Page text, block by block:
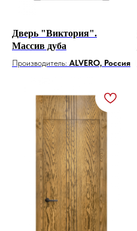
Дверь "Виктория".
Массив дуба
Производитель: ALVERO, Россия